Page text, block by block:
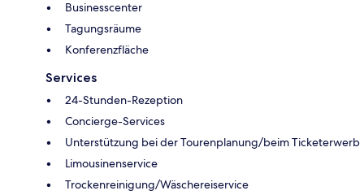
Businesscenter
Tagungsräume
Konferenzfläche
Services
24-Stunden-Rezeption
Concierge-Services
Unterstützung bei der Tourenplanung/beim Ticketerwerb
Limousinenservice
Trockenreinigung/Wäschereiservice